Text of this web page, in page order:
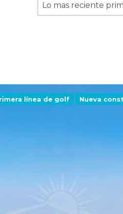
Lo mas reciente
línea de golf Nueva